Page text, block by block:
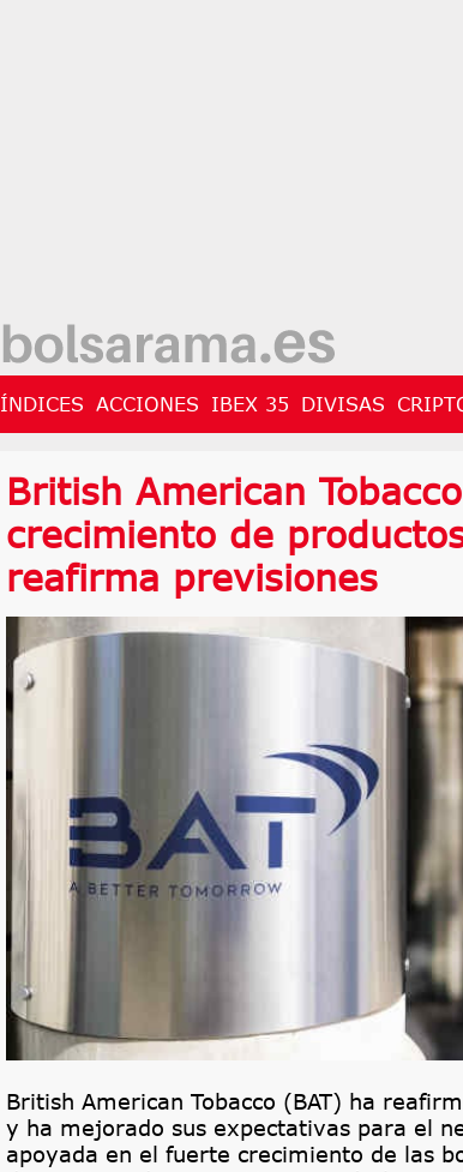
ÍNDICES ACCIONES IBEX 35 DIVISAS
British American
crecimiento de
reafirma previsiones
British American Tobacco (BAT) ha
y ha mejorado sus expectativas para el
apoyada en el fuerte crecimiento de las